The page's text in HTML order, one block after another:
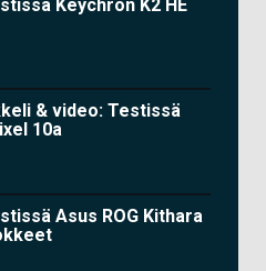
Keychron K2 HE
& video: Testissä
10a
Asus ROG Kithara